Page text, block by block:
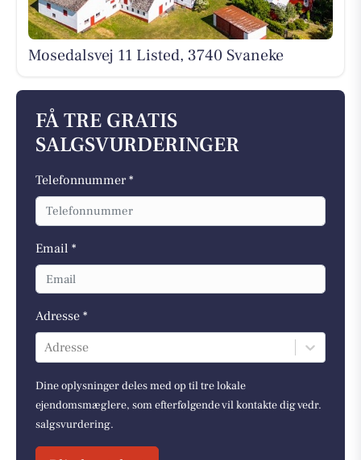
Mosedalsvej 11 Listed, 3740 Svaneke
FÅ TRE GRATIS
SALGSVURDERINGER
Telefonnummer *
Email *
Adresse *
Adresse
Dine oplysninger deles med op til tre lokale
ejendomsmæglere, som efterfølgende vil kontakte dig vedr.
salgsvurdering.